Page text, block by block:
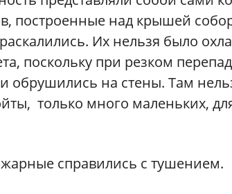
построенные над крышей
Их нельзя было
поскольку при резком
обрушились на стены. Там
только много маленьких,
справились с тушением.